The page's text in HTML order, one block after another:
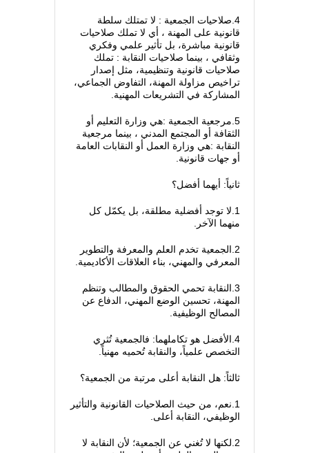
4.صلاحيات الجمعية : لا تمتلك سلطة
قانونية على المهنة ، أي لا تملك صلاحيات
قانونية مباشرة، بل تأثير علمي وفكري
وثقافي ، بينما صلاحيات النقابة : تملك
صلاحيات قانونية وتنظيمية، مثل إصدار
تراخيص مزاولة المهنة، التفاوض الجماعي،
المشاركة في التشريعات المهنية.
5.مرجعية الجمعية :هي وزارة التعليم أو
الثقافة أو المجتمع المدني ، بينما مرجعية
النقابة :هي وزارة العمل أو النقابات العامة
أو جهات قانونية.
ثانياً: أيهما أفضل؟
1.لا توجد أفضلية مطلقة، بل يكمّل كل
منهما الآخر.
2.الجمعية تخدم العلم والمعرفة والتطوير
المعرفي والمهني، بناء العلاقات الأكاديمية.
3.النقابة تحمي الحقوق والمطالب وتنظم
المهنة، تحسين الوضع المهني، الدفاع عن
المصالح الوظيفية.
4.الأفضل هو تكاملهما: فالجمعية تُثري
التخصص علمياً، والنقابة تُحميه مهنياً.
ثالثاً: هل النقابة أعلى مرتبة من الجمعية؟
1.نعم، من حيث الصلاحيات القانونية والتأثير
الوظيفي، النقابة أعلى.
2.لكنها لا تُغني عن الجمعية؛ لأن النقابة لا